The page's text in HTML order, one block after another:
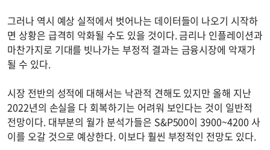
그러나 역시 예상 실적에서 벗어나는 데이터들이 나오기 시작하
면 상황은 급격히 악화될 수도 있을 것이다. 금리나 인플레이션과
마찬가지로 기대를 빗나가는 부정적 결과는 금융시장에 악재가
될 수 있다.
시장 전반의 성적에 대해서는 낙관적 견해도 있지만 올해 지난
2022년의 손실을 다 회복하기는 어려워 보인다는 것이 일반적
전망이다. 대부분의 월가 분석가들은 S&P500이 3900~4200 사
이를 오갈 것으로 예상한다. 이보다 훨씬 부정적인 전망도 있다.